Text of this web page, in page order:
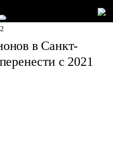
в Санкт-
с 2021